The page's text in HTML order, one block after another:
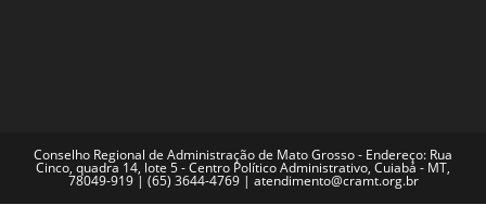
Conselho Regional de Administração de Mato Grosso - Endereço: Rua
Cinco, quadra 14, lote 5 - Centro Político Administrativo, Cuiabá - MT,
78049-919 | (65) 3644-4769 | atendimento@cramt.org.br